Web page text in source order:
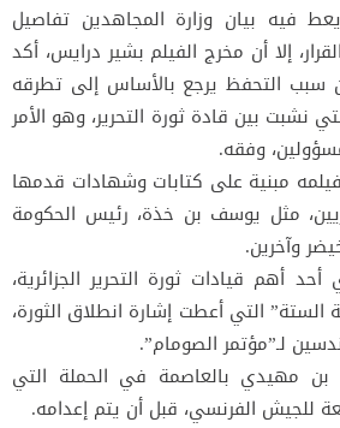
فيه بيان وزارة المجاهدين تفاصيل
إلا أن مخرج الفيلم بشير درايس، أكد
سبب التحفظ يرجع بالأساس إلى تطرقه
نشبت بين قادة ثورة التحرير، وهو الأمر
وفقه.
مبنية على كتابات وشهادات قدمها
مثل يوسف بن خذة، رئيس الحكومة
وآخرين.
أهم قيادات ثورة التحرير الجزائرية،
التي أعطت إشارة انطلاق الثورة،
لـ”مؤتمر الصومام”.
مهيدي بالعاصمة في الحملة التي
للجيش الفرنسي، قبل أن يتم إعدامه.